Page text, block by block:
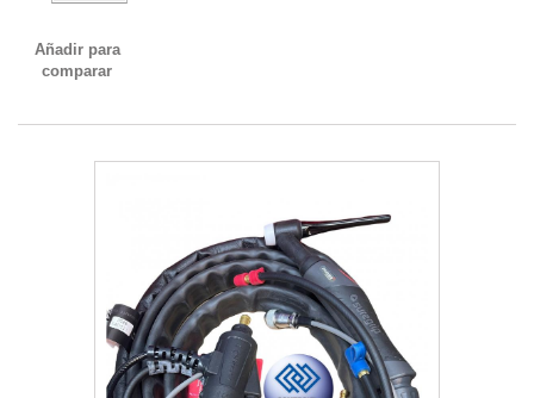
Añadir para
comparar